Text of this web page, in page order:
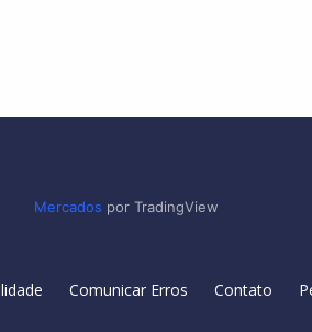
Mercados por TradingView
Comunicar Erros Contato